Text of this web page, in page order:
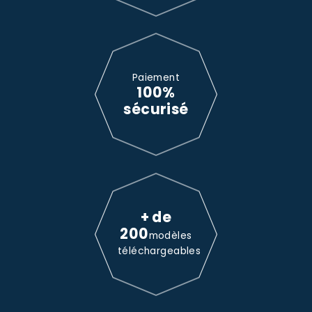
Paiement
100%
sécurisé
+ de
200modèles
téléchargeables